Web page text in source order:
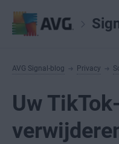
AVG Signal-blog Privacy
Uw